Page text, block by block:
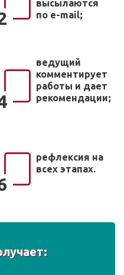
высылаются
по e-mail;
ведущий
комментирует
работы и дает
рекомендации;
рефлексия на
всех этапах.